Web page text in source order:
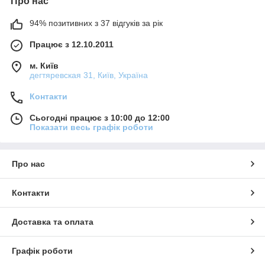
94% позитивних з 37 відгуків за рік
Працює з 12.10.2011
м. Київ
дегтяревская 31, Київ, Україна
Контакти
Сьогодні працює з 10:00 до 12:00
Показати весь графік роботи
Про нас
Контакти
Доставка та оплата
Графік роботи